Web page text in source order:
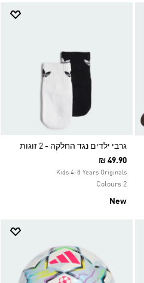
גרבי ילדים נגד החלקה - 2 זוגות
₪ 49.90
Kids 4-8 Years Originals
2 Colours
New